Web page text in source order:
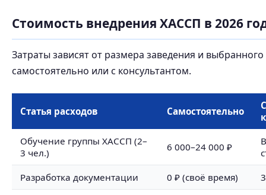
Стоимость внедрения ХАССП в 2026
Затраты зависят от размера заведения и
самостоятельно или с консультантом.
Статья расходов Самостоятельно
С
Обучение группы ХАССП (2–
3 чел.)
6 000–24 000 ₽
Разработка документации 0 ₽ (своё время)